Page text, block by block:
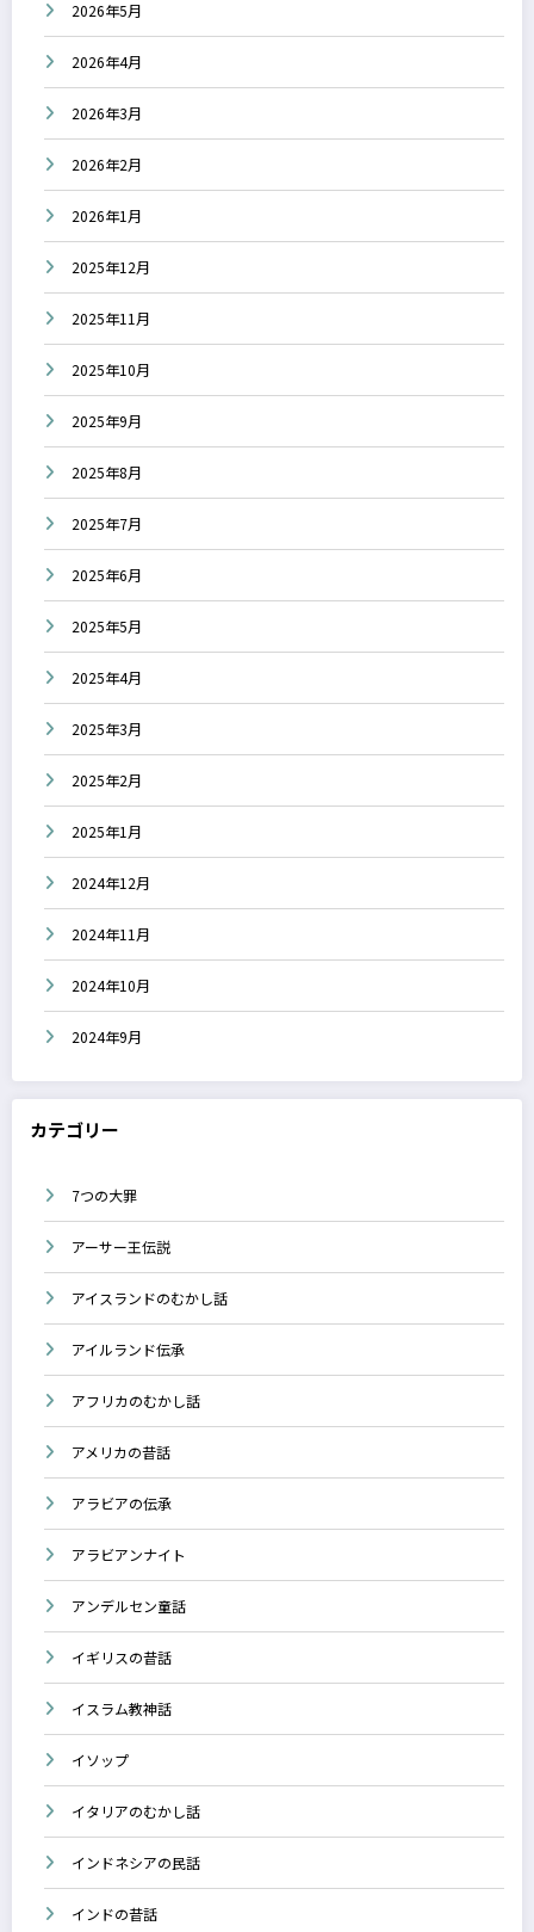
2026年5月
2026年4月
2026年3月
2026年2月
2026年1月
2025年12月
2025年11月
2025年10月
2025年9月
2025年8月
2025年7月
2025年6月
2025年5月
2025年4月
2025年3月
2025年2月
2025年1月
2024年12月
2024年11月
2024年10月
2024年9月
カテゴリー
7つの大罪
アーサー王伝説
アイスランドのむかし話
アイルランド伝承
アフリカのむかし話
アメリカの昔話
アラビアの伝承
アラビアンナイト
アンデルセン童話
イギリスの昔話
イスラム教神話
イソップ
イタリアのむかし話
インドネシアの民話
インドの昔話